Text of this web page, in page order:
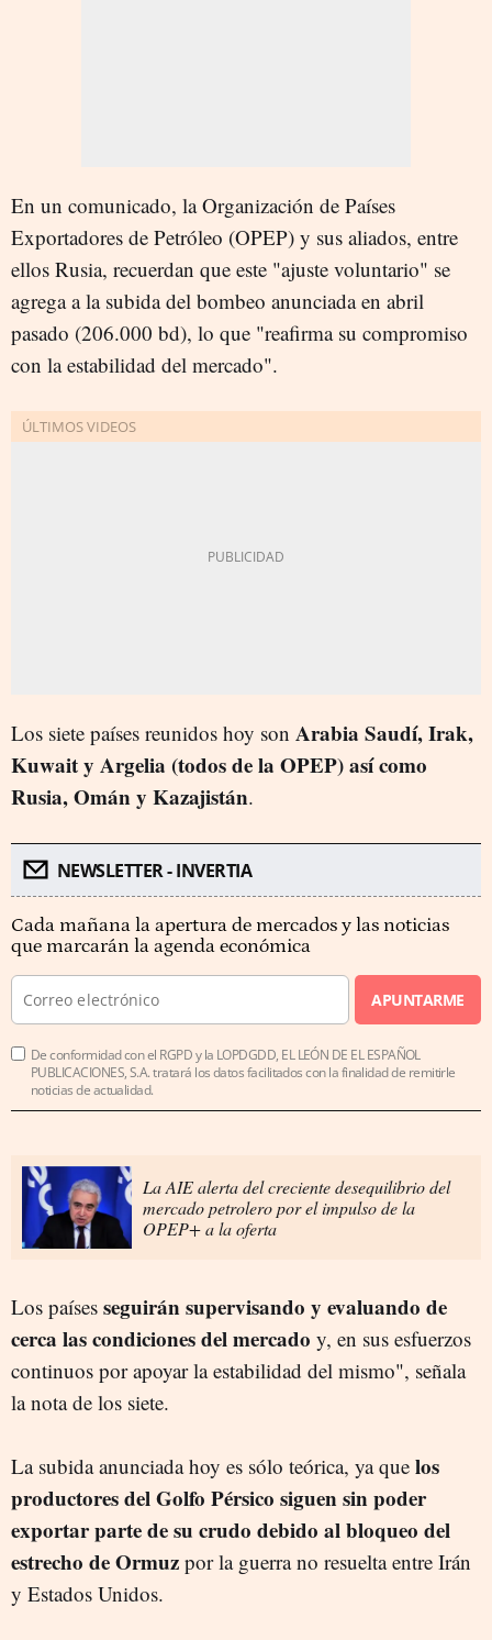
En un comunicado, la Organización de Países
Exportadores de Petróleo (OPEP) y sus aliados, entre
ellos Rusia, recuerdan que este "ajuste voluntario" se
agrega a la subida del bombeo anunciada en abril
pasado (206.000 bd), lo que "reafirma su compromiso
con la estabilidad del mercado".
Los siete países reunidos hoy son Arabia Saudí, Irak,
Kuwait y Argelia (todos de la OPEP) así como
Rusia, Omán y Kazajistán.
NEWSLETTER - INVERTIA
Cada mañana la apertura de mercados y las noticias
que marcarán la agenda económica
APUNTARME
De conformidad con el RGPD y la LOPDGDD, EL LEÓN DE EL ESPAÑOL
PUBLICACIONES, S.A. tratará los datos facilitados con la finalidad de remitirle
noticias de actualidad.
La AIE alerta del creciente desequilibrio del
mercado petrolero por el impulso de la
OPEP+ a la oferta
Los países seguirán supervisando y evaluando de
cerca las condiciones del mercado y, en sus esfuerzos
continuos por apoyar la estabilidad del mismo", señala
la nota de los siete.
La subida anunciada hoy es sólo teórica, ya que los
productores del Golfo Pérsico siguen sin poder
exportar parte de su crudo debido al bloqueo del
estrecho de Ormuz por la guerra no resuelta entre Irán
y Estados Unidos.